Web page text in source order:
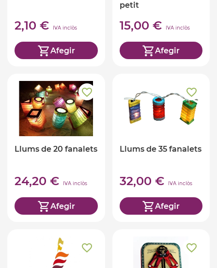
2,10 € IVA inclòs
Afegir
petit
15,00 € IVA inclòs
Afegir
Llums de 20 fanalets
24,20 € IVA inclòs
Afegir
Llums de 35 fanalets
32,00 € IVA inclòs
Afegir